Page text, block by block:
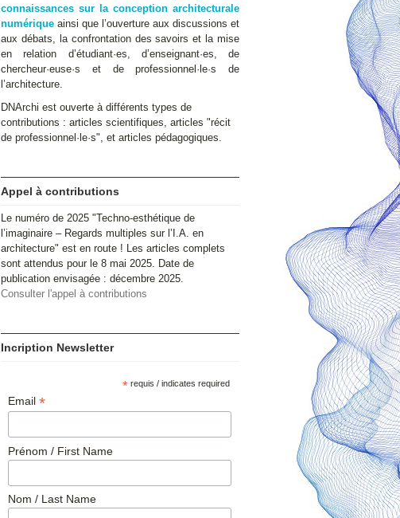
connaissances sur la conception architecturale
numérique ainsi que l’ouverture aux discussions et
aux débats, la confrontation des savoirs et la mise
en relation d’étudiant·es, d’enseignant·es, de
chercheur·euse·s et de professionnel·le·s de
l’architecture.
DNArchi est ouverte à différents types de
contributions : articles scientifiques, articles "récit
de professionnel·le·s", et articles pédagogiques.
Appel à contributions
Le numéro de 2025 "Techno-esthétique de
l’imaginaire – Regards multiples sur l’I.A. en
architecture" est en route ! Les articles complets
sont attendus pour le 8 mai 2025. Date de
publication envisagée : décembre 2025.
Consulter l'appel à contributions
Incription Newsletter
* requis / indicates required
Email *
Prénom / First Name
Nom / Last Name